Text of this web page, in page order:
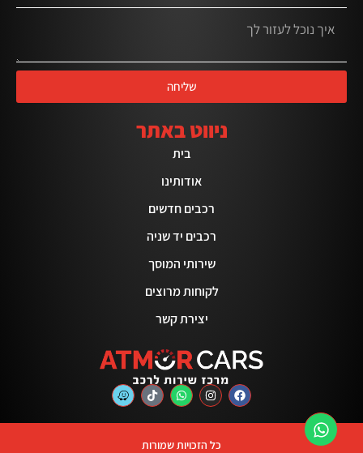
ניווט באתר
בית
אודותינו
רכבים חדשים
רכבים יד שניה
שירותי המוסך
לקוחות מרוצים
יצירת קשר
שליחה
כל הזכויות שמורות